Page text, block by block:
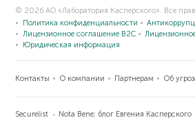
© 2026 АО «Лаборатория Касперского». Все
Политика конфиденциальности
Лицензионное соглашение B2C
Юридическая информация
Контакты О компании Партнерам Об
Securelist Nota Bene: блог Евгения Касперского